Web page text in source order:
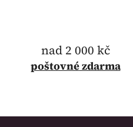
nad 2 000 kč
poštovnézdarma